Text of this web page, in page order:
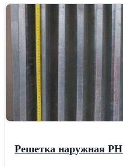
Решетка наружная РН